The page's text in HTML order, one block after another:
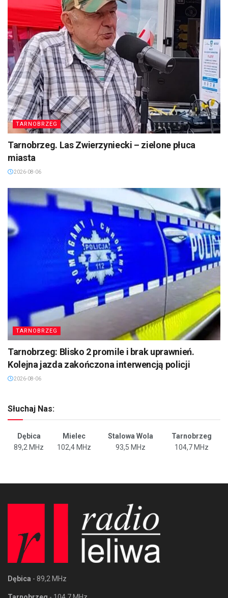
TARNOBRZEG
Tarnobrzeg. Las Zwierzyniecki – zielone płuca
miasta
2026-08-06
TARNOBRZEG
Tarnobrzeg: Blisko 2 promile i brak uprawnień.
Kolejna jazda zakończona interwencją policji
2026-08-06
Słuchaj Nas:
Dębica Mielec Stalowa Wola
Tarnobrzeg
89,2 MHz
102,4 MHz 93,5 MHz 104,7 MHz
Dębica - 89,2 MHz